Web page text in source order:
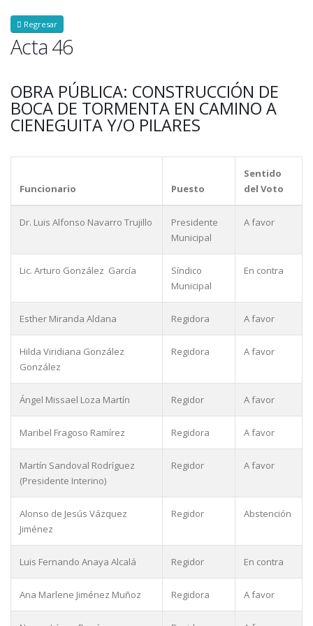
Regresar
Acta 46
OBRA PÚBLICA: CONSTRUCCIÓN DE
BOCA DE TORMENTA EN CAMINO A
CIENEGUITA Y/O PILARES
Funcionario Puesto
Sentido
del Voto
Dr. Luis Alfonso Navarro Trujillo
Presidente
Municipal
A favor
Lic. Arturo González García
Síndico
Municipal
En contra
Esther Miranda Aldana Regidora A favor
Hilda Viridiana González
González
Regidora A favor
Ángel Missael Loza Martín Regidor A favor
Maribel Fragoso Ramírez Regidora A favor
Martín Sandoval Rodríguez
(Presidente Interino)
Regidor A favor
Alonso de Jesús Vázquez
Jiménez
Regidor Abstención
Luis Fernando Anaya Alcalá Regidor En contra
Ana Marlene Jiménez Muñoz Regidora A favor